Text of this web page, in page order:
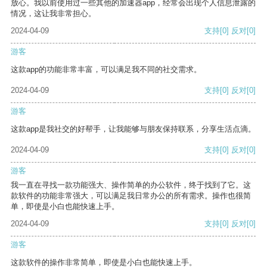
放心。我以前使用过一些其他的加速器app，经常会出现个人信息泄露的
情况，这让我非常担心。
2024-04-09
支持[0] 反对[0]
游客
这款app的功能非常丰富，可以满足我不同的社交需求。
2024-04-09 支持[0] 反对[0]
游客
这款app是我社交的好帮手，让我能够与朋友保持联系，分享生活点滴。
2024-04-09 支持[0] 反对[0]
游客
我一直在寻找一款功能强大、操作简单的办公软件，终于找到了它。这
款软件的功能非常强大，可以满足我日常办公的所有需求。操作也很简
单，即使是小白也能快速上手。
2024-04-09
支持[0] 反对[0]
游客
这款软件的操作非常简单，即使是小白也能快速上手。